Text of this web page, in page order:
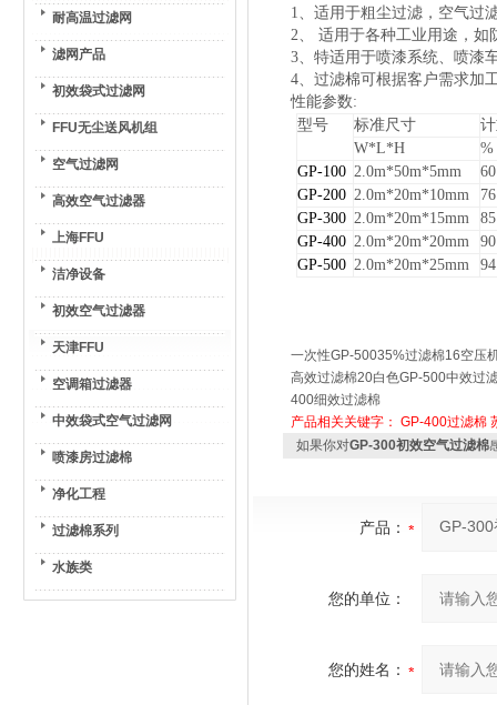
耐高温过滤网
滤网产品
初效袋式过滤网
FFU无尘送风机组
空气过滤网
高效空气过滤器
上海FFU
洁净设备
初效空气过滤器
天津FFU
空调箱过滤器
中效袋式空气过滤网
喷漆房过滤棉
净化工程
过滤棉系列
水族类
1、适用于粗尘过滤，空气过
2、 适用于各种工业用途，如
3、特适用于喷漆系统、喷漆
4、过滤棉可根据客户需求加
性能参数:
型号
标准尺寸
W*L*H
%
GP-100 2.0m*50m*5mm
60
GP-200 2.0m*20m*10mm
76
GP-300 2.0m*20m*15mm
85
GP-400 2.0m*20m*20mm
90
GP-500 2.0m*20m*25mm 94
一次性GP-50035%过滤棉16空压
高效过滤棉20白色GP-500中效过
400细效过滤棉
产品相关关键字： GP-400过滤棉
如果你对GP-300初效空气过滤棉
产品：
您的单位：
您的姓名：